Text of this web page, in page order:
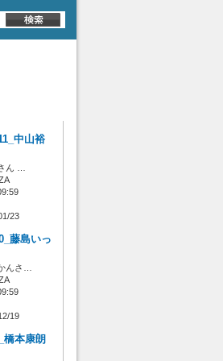
中山裕
ん …
23
藤島いっ
んさ…
19
橋本康朗